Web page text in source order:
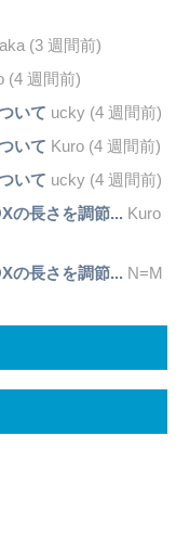
(3 週間前)
(4 週間前)
いて ucky (4 週間前)
いて Kuro (4 週間前)
いて ucky (4 週間前)
の長さを調節... Kuro
の長さを調節... N=M